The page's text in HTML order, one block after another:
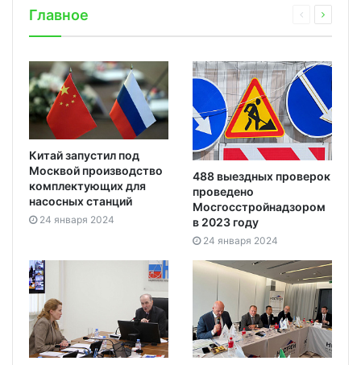
Главное
Китай запустил под
Москвой производство
комплектующих для
насосных станций
24 января 2024
488 выездных проверок
проведено
Мосгосстройнадзором
в 2023 году
24 января 2024